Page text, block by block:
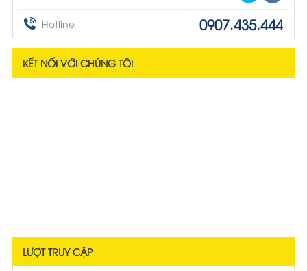
Hotline 0907.435.444
KẾT NỐI VỚI CHÚNG TÔI
LƯỢT TRUY CẬP